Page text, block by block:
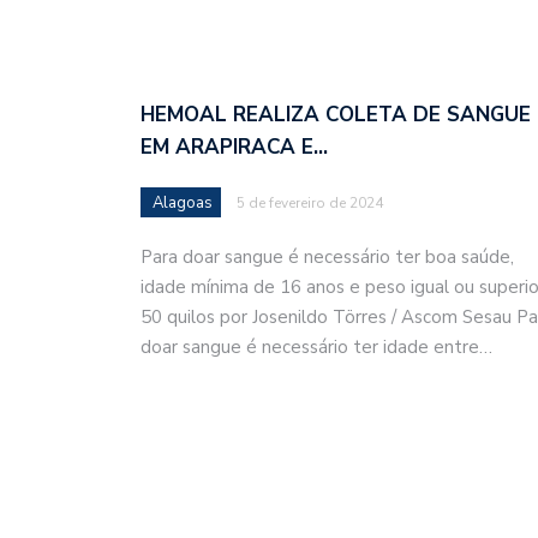
HEMOAL REALIZA COLETA DE SANGUE
EM ARAPIRACA E…
Alagoas 5 de fevereiro de 2024
Para doar sangue é necessário ter boa saúde,
idade mínima de 16 anos e peso igual ou
50 quilos por Josenildo Törres / Ascom Sesau
doar sangue é necessário ter idade entre…